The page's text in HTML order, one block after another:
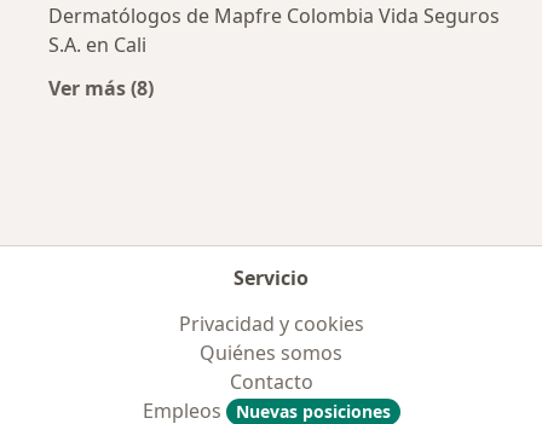
Dermatólogos de Mapfre Colombia Vida Seguros
S.A. en Cali
Ver más (8)
Servicio
Privacidad y cookies
Quiénes somos
Contacto
Empleos
Nuevas posiciones